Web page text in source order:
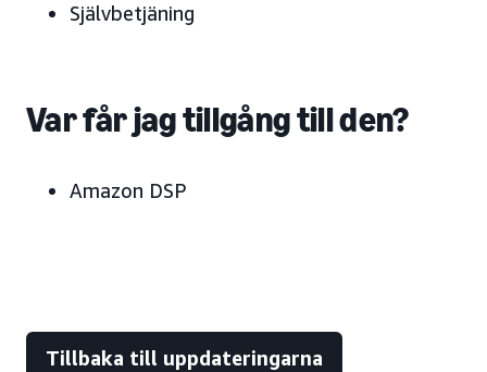
Självbetjäning
Var får jag tillgång till den?
Amazon DSP
Tillbaka till uppdateringarna